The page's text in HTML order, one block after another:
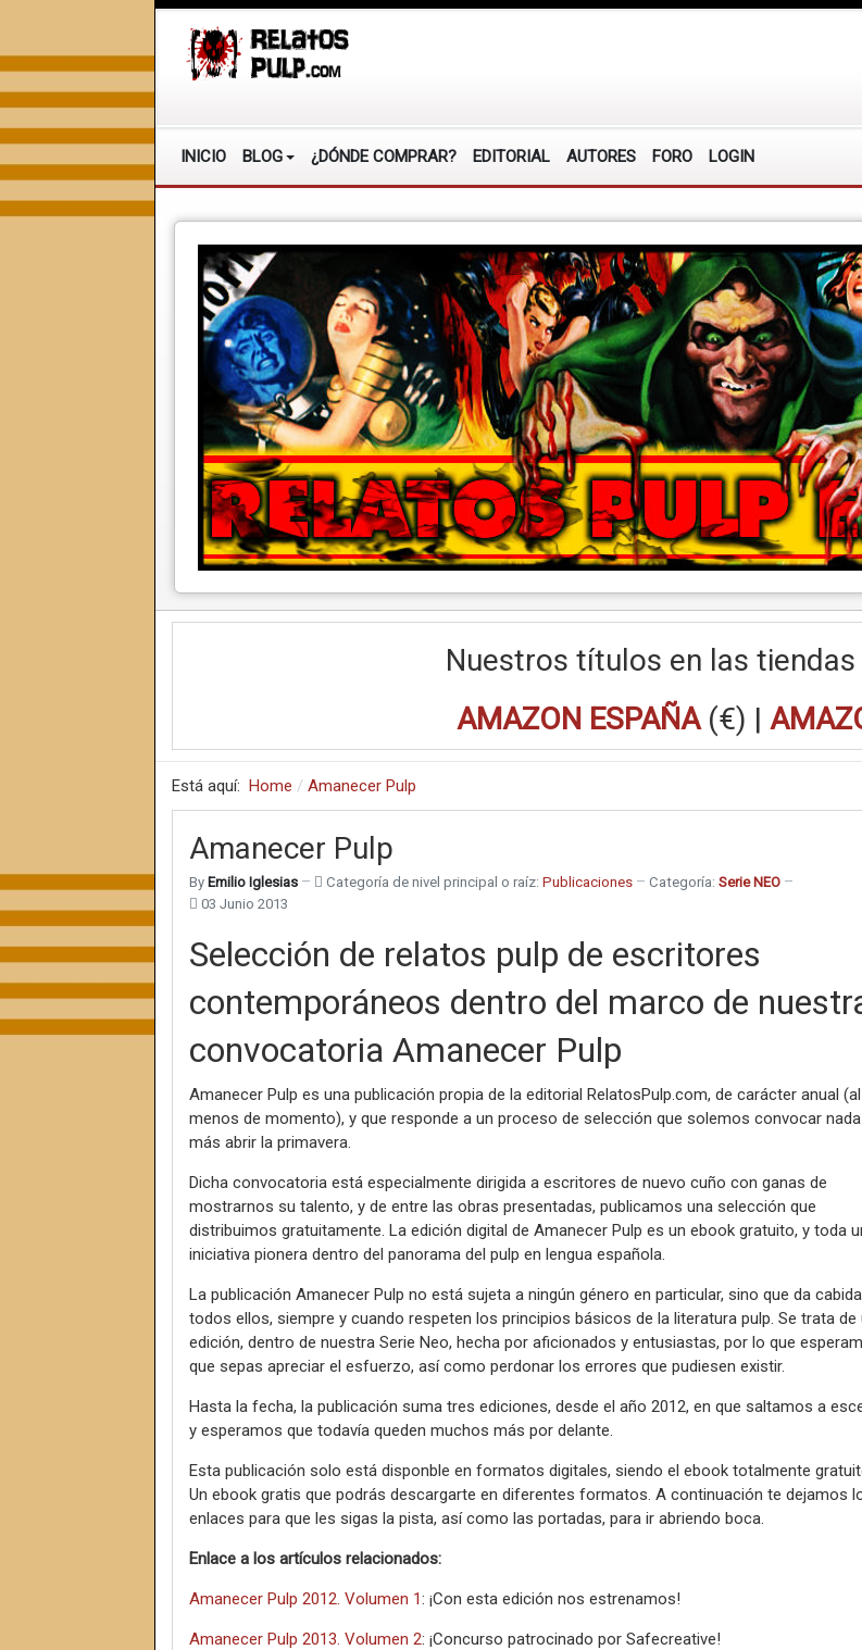
INICIO BLOG ¿DÓNDE COMPRAR? EDITORIAL AUTORES FORO LOGIN
Nuestros títulos en las
AMAZON ESPAÑA(€) |
Está aquí: Home Amanecer Pulp
Amanecer Pulp
By Emilio Iglesias Categoría de nivel principal o raíz: Publicaciones Categoría: Serie NEO
03 Junio 2013
Selección de relatos pulp de escritores
contemporáneos dentro del marco de
convocatoria Amanecer Pulp
Amanecer Pulp es una publicación propia de la editorial RelatosPulp.com, de carácter anual (al
menos de momento), y que responde a un proceso de selección que solemos convocar nada
más abrir la primavera.
Dicha convocatoria está especialmente dirigida a escritores de nuevo cuño con ganas de
mostrarnos su talento, y de entre las obras presentadas, publicamos una selección que
distribuimos gratuitamente. La edición digital de Amanecer Pulp es un ebook gratuito, y toda
iniciativa pionera dentro del panorama del pulp en lengua española.
La publicación Amanecer Pulp no está sujeta a ningún género en particular, sino que da
todos ellos, siempre y cuando respeten los principios básicos de la literatura pulp. Se trata de
edición, dentro de nuestra Serie Neo, hecha por aficionados y entusiastas, por lo que
que sepas apreciar el esfuerzo, así como perdonar los errores que pudiesen existir.
Hasta la fecha, la publicación suma tres ediciones, desde el año 2012, en que saltamos a
y esperamos que todavía queden muchos más por delante.
Esta publicación solo está disponble en formatos digitales, siendo el ebook totalmente
Un ebook gratis que podrás descargarte en diferentes formatos. A continuación te dejamos
enlaces para que les sigas la pista, así como las portadas, para ir abriendo boca.
Enlace a los artículos relacionados:
Amanecer Pulp 2012. Volumen 1: ¡Con esta edición nos estrenamos!
Amanecer Pulp 2013. Volumen 2: ¡Concurso patrocinado por Safecreative!